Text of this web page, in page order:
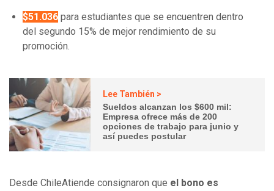
$51.036 para estudiantes que se encuentren dentro
del segundo 15% de mejor rendimiento de su
promoción.
Lee También >
Sueldos alcanzan los $600 mil:
Empresa ofrece más de 200
opciones de trabajo para junio y
así puedes postular
Desde ChileAtiende consignaron que el bono es